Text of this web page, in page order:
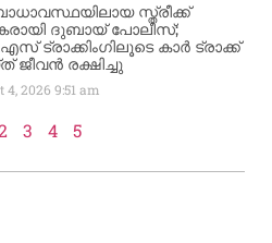
സ്ത്രീക്ക്
ദുബായ് പോലീസ്;
ട്രാക്കിംഗിലൂടെ കാർ ട്രാക്ക്
ജീവൻ രക്ഷിച്ചു
4, 20269:51 am
3 4 5